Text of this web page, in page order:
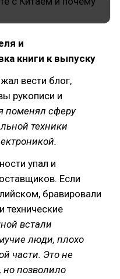
и
книги к выпуску
вести блог,
рукописи и
поменял сферу
техники
упал и
Если
бравировали
технические
встали
люди, плохо
части. Это не
но позволило